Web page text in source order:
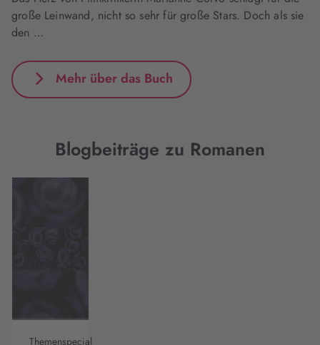
große Leinwand, nicht so sehr für große Stars. Doch als sie
den …
Mehr über das Buch
Blogbeiträge zu Romanen
Themenspecial